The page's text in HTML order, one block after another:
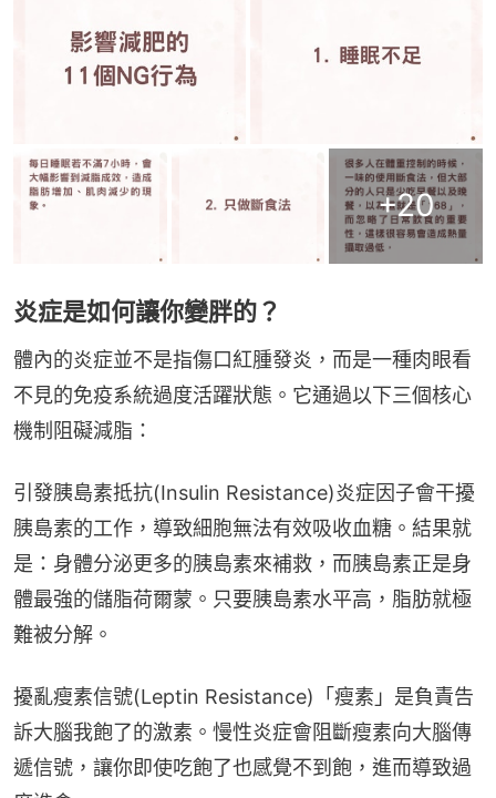
+20
炎症是如何讓你變胖的？
體內的炎症並不是指傷口紅腫發炎，而是一種肉眼看
不見的免疫系統過度活躍狀態。它通過以下三個核心
機制阻礙減脂：
引發胰島素抵抗(Insulin Resistance)炎症因子會干擾
胰島素的工作，導致細胞無法有效吸收血糖。結果就
是：身體分泌更多的胰島素來補救，而胰島素正是身
體最強的儲脂荷爾蒙。只要胰島素水平高，脂肪就極
難被分解。
擾亂瘦素信號(Leptin Resistance)「瘦素」是負責告
訴大腦我飽了的激素。慢性炎症會阻斷瘦素向大腦傳
遞信號，讓你即使吃飽了也感覺不到飽，進而導致過